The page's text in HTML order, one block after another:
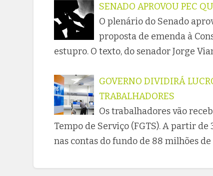
SENADO APROVOU PEC
O plenário do Senado
proposta de emenda à
estupro. O texto, do senador Jorge
GOVERNO DIVIDIRÁ
TRABALHADORES
Os trabalhadores vão
Tempo de Serviço (FGTS). A partir de
nas contas do fundo de 88 milhões